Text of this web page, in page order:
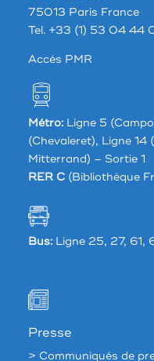
75013 Paris France
Tel. +33 (1) 53 04 44
Accés PMR
Métro:Ligne 5
(Chevaleret), Ligne 14
Mitterrand) – Sortie 1
RER C(Bibliothèque
Bus:Ligne 25, 27, 61,
Presse
> Communiqués de